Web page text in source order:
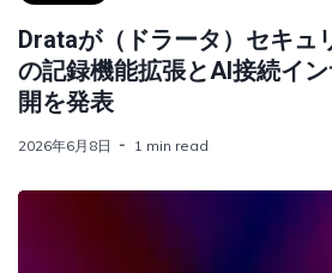
Drataが（ドラータ）セキュ
の記録機能拡張とAI接続イ
開を発表
2026年6月8日 1 min read